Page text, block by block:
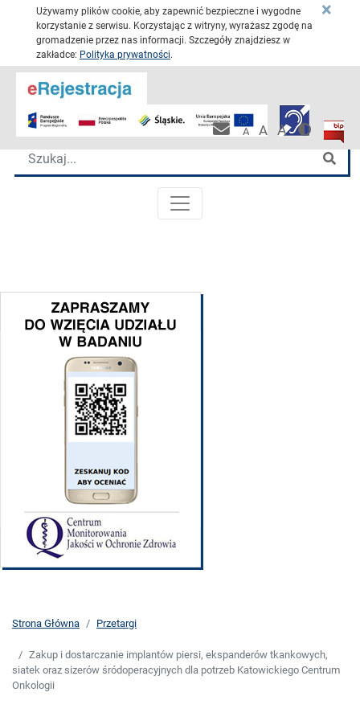
Używamy plików cookie, aby zapewnić bezpieczne i wygodne
korzystanie z serwisu. Korzystając z witryny, wyrażasz zgodę na
gromadzenie przez nas informacji. Szczegóły znajdziesz w
zakładce: Polityka prywatności.
×
Pracownicza
A A A
Katowickie Centrum Onkologii
Przejdź
Wyszukiwarka
MENU GŁÓWNE
Strona Główna Przetargi
Zakup i dostarczanie implantów piersi, ekspanderów tkankowych,
siatek oraz sizerów śródoperacyjnych dla potrzeb Katowickiego Centrum
Onkologii